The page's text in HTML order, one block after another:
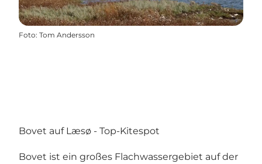
Foto: Tom Andersson
Bovet auf Læsø - Top-Kitespot
Bovet ist ein großes Flachwassergebiet auf der